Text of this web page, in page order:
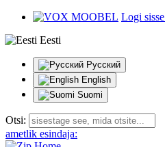
Logi sisse
Eesti
Русский
English
Suomi
Otsi:
ametlik esindaja: